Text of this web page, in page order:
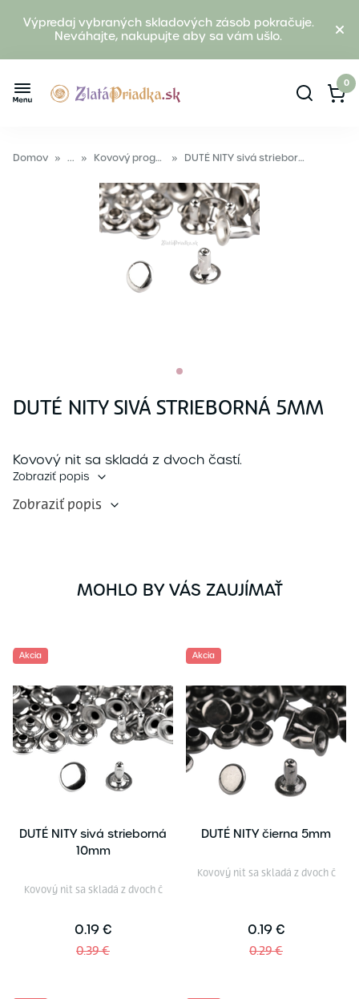
Výpredaj vybraných skladových zásob pokračuje.
Neváhajte, nakupujte aby sa vám ušlo.
0
Domov » ... » Kovový program » DUTÉ NITY sivá strieborná 5mm
DUTÉ NITY SIVÁ STRIEBORNÁ 5MM
Kovový nit sa skladá z dvoch častí.
Zobraziť popis
Zobraziť popis
MOHLO BY VÁS ZAUJÍMAŤ
Akcia
DUTÉ NITY sivá strieborná
10mm
Kovový nit sa skladá z dvoch č
0.19 €
0.39 €
Akcia
DUTÉ NITY čierna 5mm
Kovový nit sa skladá z dvoch č
0.19 €
0.29 €